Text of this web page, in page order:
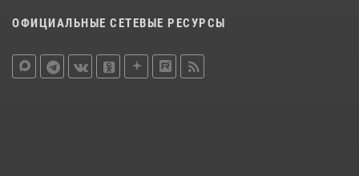
ОФИЦИАЛЬНЫЕ СЕТЕВЫЕ РЕСУРСЫ